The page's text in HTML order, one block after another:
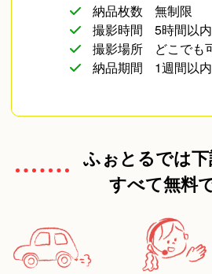
納品枚数
無制限
撮影時間
5時間以内
撮影場所
どこでも
納品期間
1週間以内
ふぉとるでは
すべて無料